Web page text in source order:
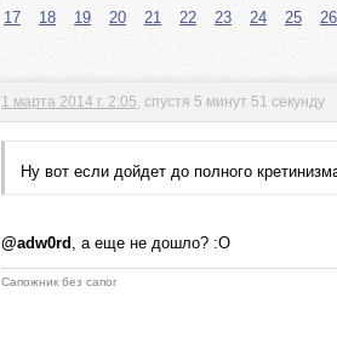
17 18 19 20 21 22 23 24 25
26
1 марта 2014 г. 2:05 , спустя 5 минут 51 секунду
Ну вот если дойдет до полного
@adw0rd , а еще не дошло? :O
Сапожник без сапог